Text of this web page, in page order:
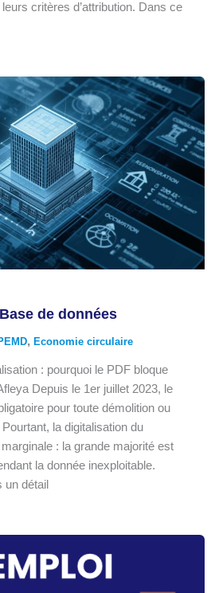
critères d’attribution. Dans ce
de données
, Economie circulaire
: pourquoi le PDF bloque
Depuis le 1er juillet 2023, le
pour toute démolition ou
la digitalisation du
: la grande majorité est
la donnée inexploitable.
un détail